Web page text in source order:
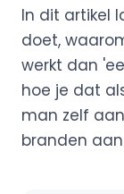
In dit artikel
doet,
werkt dan
hoe je dat
man zelf
branden